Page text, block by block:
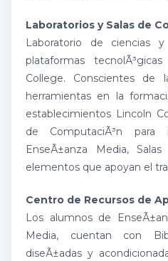
Laboratorios y Salas de
Laboratorio de ciencias
plataformas
College. Conscientes de
herramientas en la
establecimientos Lincoln
de ComputaciÃ³n para
EnseÃ±anza Media,
elementos que apoyan el
Centro de Recursos de
Los alumnos de
Media, cuentan con
diseÃ±adas y